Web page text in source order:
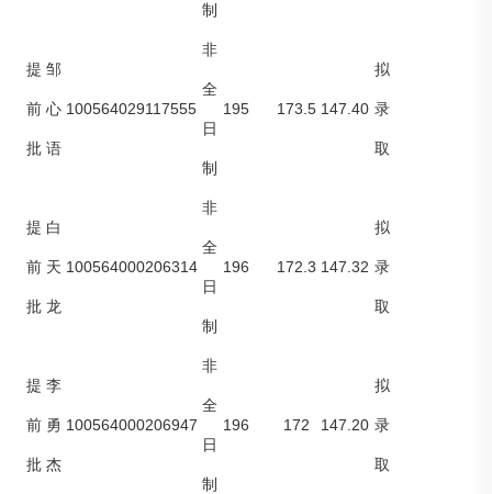
制
提
前
批
邹
心
语
100564029117555
非
全
日
制
195 173.5 147.40
拟
录
取
提
前
批
白
天
龙
100564000206314
非
全
日
制
196 172.3 147.32
拟
录
取
提
前
批
李
勇
杰
100564000206947
非
全
日
制
196 172 147.20
拟
录
取